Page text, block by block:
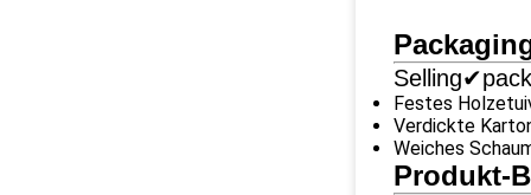
Festes
Verdickte
Weiches
Produkt-